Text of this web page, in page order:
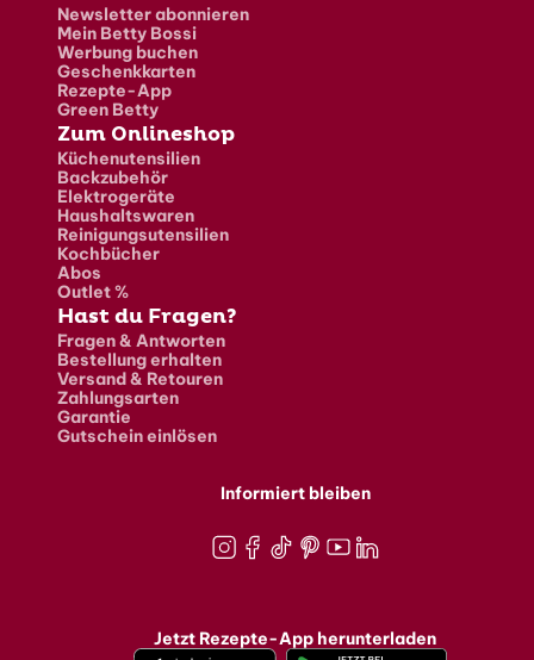
Newsletter abonnieren
Mein Betty Bossi
Werbung buchen
Geschenkkarten
Rezepte-App
Green Betty
Zum Onlineshop
Küchenutensilien
Backzubehör
Elektrogeräte
Haushaltswaren
Reinigungsutensilien
Kochbücher
Abos
Outlet %
Hast du Fragen?
Fragen & Antworten
Bestellung erhalten
Versand & Retouren
Zahlungsarten
Garantie
Gutschein einlösen
Informiert bleiben
Jetzt Rezepte-App herunterladen